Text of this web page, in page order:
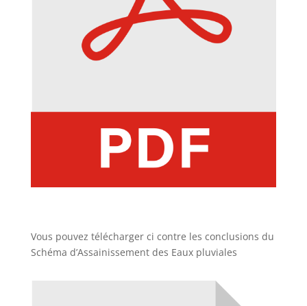
Vous pouvez télécharger ci contre les conclusions du
Schéma d’Assainissement des Eaux pluviales